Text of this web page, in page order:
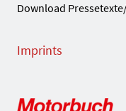
Download
Imprints